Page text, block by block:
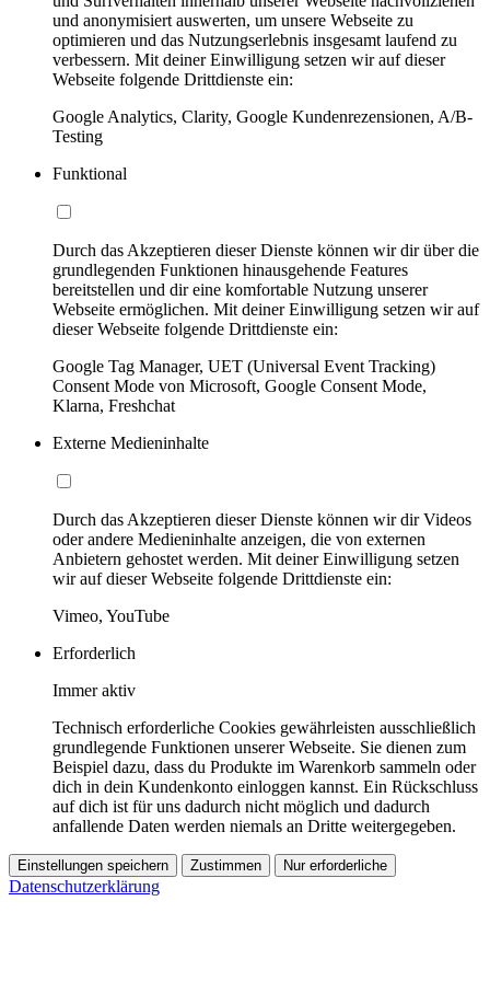
und anonymisiert auswerten, um unsere Webseite zu
optimieren und das Nutzungserlebnis insgesamt laufend zu
verbessern. Mit deiner Einwilligung setzen wir auf dieser
Webseite folgende Drittdienste ein:
Google Analytics, Clarity, Google Kundenrezensionen, A/B-
Testing
Funktional
Durch das Akzeptieren dieser Dienste können wir dir über die
grundlegenden Funktionen hinausgehende Features
bereitstellen und dir eine komfortable Nutzung unserer
Webseite ermöglichen. Mit deiner Einwilligung setzen wir auf
dieser Webseite folgende Drittdienste ein:
Google Tag Manager, UET (Universal Event Tracking)
Consent Mode von Microsoft, Google Consent Mode,
Klarna, Freshchat
Externe Medieninhalte
Durch das Akzeptieren dieser Dienste können wir dir Videos
oder andere Medieninhalte anzeigen, die von externen
Anbietern gehostet werden. Mit deiner Einwilligung setzen
wir auf dieser Webseite folgende Drittdienste ein:
Vimeo, YouTube
Erforderlich
Immer aktiv
Technisch erforderliche Cookies gewährleisten ausschließlich
grundlegende Funktionen unserer Webseite. Sie dienen zum
Beispiel dazu, dass du Produkte im Warenkorb sammeln oder
dich in dein Kundenkonto einloggen kannst. Ein Rückschluss
auf dich ist für uns dadurch nicht möglich und dadurch
anfallende Daten werden niemals an Dritte weitergegeben.
Einstellungen speichern Zustimmen Nur erforderliche
Datenschutzerklärung